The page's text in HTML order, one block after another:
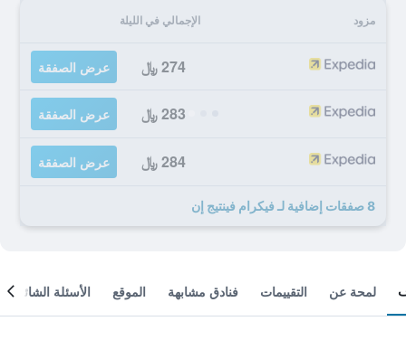
مزود الإجمالي في الليلة
274 ﷼ عرض الصفقة
283 ﷼ عرض الصفقة
284 ﷼ عرض الصفقة
8 صفقات إضافية لـ فيكرام فينتيج إن
لمحة عن التقييمات فنادق مشابهة الموقع الأسئلة الشائعة